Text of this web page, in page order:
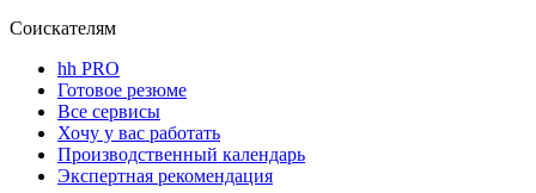
Соискателям
hh PRO
Готовое резюме
Все сервисы
Хочу у вас работать
Производственный календарь
Экспертная рекомендация